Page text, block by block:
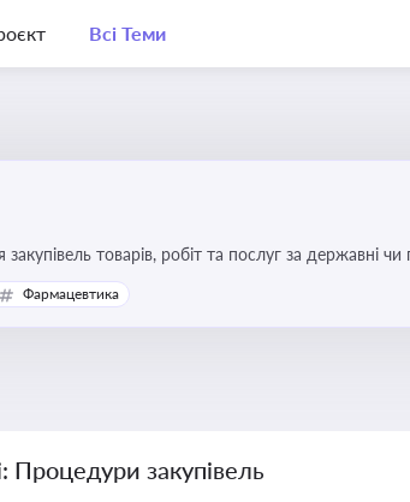
Всі Теми
товарів, робіт та послуг за державні чи
Фармацевтика
Процедури закупівель